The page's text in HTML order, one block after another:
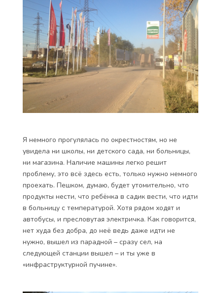
Я немного прогулялась по окрестностям, но не
увидела ни школы, ни детского сада, ни больницы,
ни магазина. Наличие машины легко решит
проблему, это всё здесь есть, только нужно немного
проехать. Пешком, думаю, будет утомительно, что
продукты нести, что ребёнка в садик вести, что идти
в больницу с температурой. Хотя рядом ходят и
автобусы, и пресловутая электричка. Как говорится,
нет худа без добра, до неё ведь даже идти не
нужно, вышел из парадной – сразу сел, на
следующей станции вышел – и ты уже в
«инфраструктурной пучине».